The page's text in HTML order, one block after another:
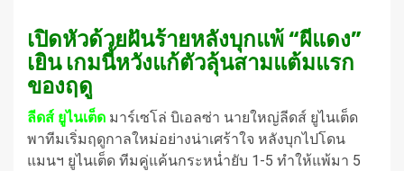
เปิดหัวด้วยฝันร้ายหลังบุกแพ้ “ผีแดง”
เยิน เกมนี้หวังแก้ตัวลุ้นสามแต้มแรก
ของฤดู
ลีดส์ ยูไนเต็ด มาร์เซโล่ บิเอลซ่า นายใหญ่ลีดส์ ยูไนเต็ด
พาทีมเริ่มฤดูกาลใหม่อย่างน่าเศร้าใจ หลังบุกไปโดน
แมนฯ ยูไนเต็ด ทีมคู่แค้นกระหน่ำยับ 1-5 ทำให้แพ้มา 5